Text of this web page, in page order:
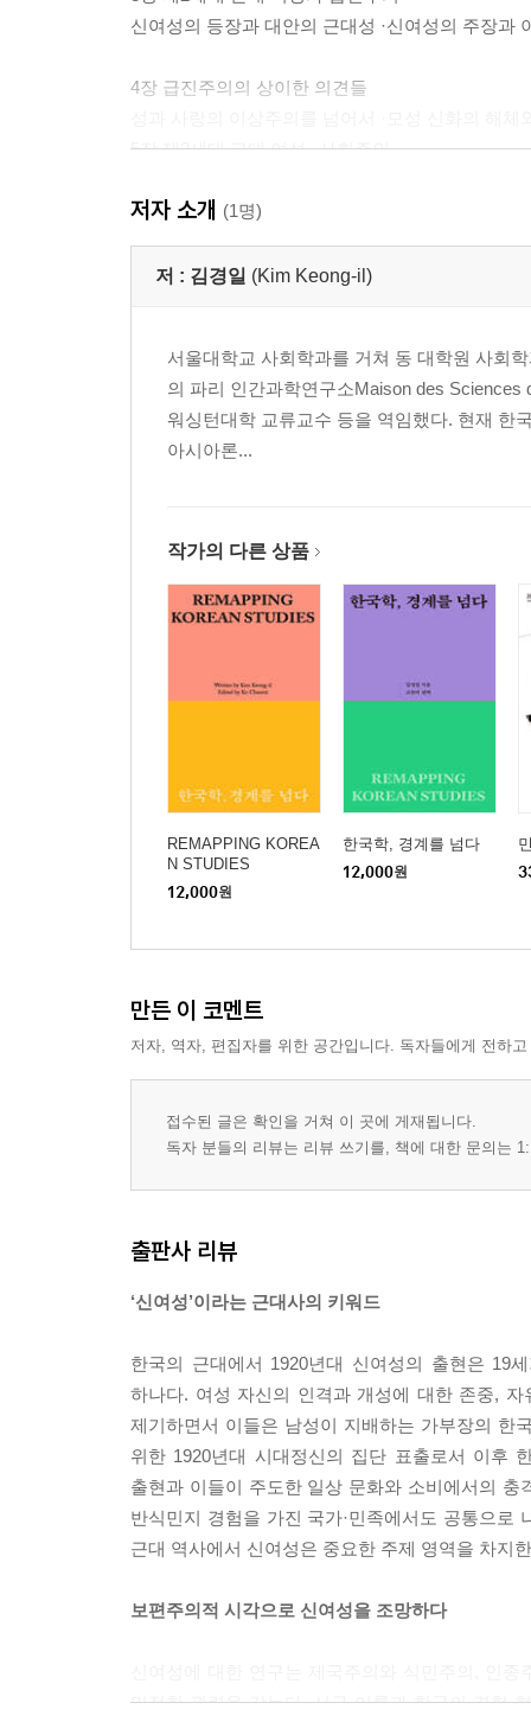
신여성의 등장과 대안의 근대성 ·신여성의 주장과
4장 급진주의의 상이한 의견들
5장 제2세대 근대 여성─사회주의
6장 사회주의 여성의 성과 사랑
서구 여성 이론과 마르크스-레닌주의 성애론 ·성
왜 어떻게 가게 되었는가 ·무엇을 보았는가: 서양
나 ·나는 누구인가(2): 여성으로서의 나 ·같은 상황,
저자 소개 (1명)
저 : 김경일 (Kim Keong-il)
서울대학교 사회학과를 거쳐 동 대학원 사회
의 파리 인간과학연구소Maison des
워싱턴대학 교류교수 등을 역임했다. 현재 한
아시아론...
작가의 다른 상품
REMAPPING KOREA
N STUDIES
12,000원
한국학, 경계를 넘다
12,000원
만든 이 코멘트
저자, 역자, 편집자를 위한 공간입니다. 독자들에게 전하
접수된 글은 확인을 거쳐 이 곳에 게재됩니다.
독자 분들의 리뷰는 리뷰 쓰기를, 책에 대한 문의는
출판사 리뷰
‘신여성’이라는 근대사의 키워드
한국의 근대에서 1920년대 신여성의 출현은
하나다. 여성 자신의 인격과 개성에 대한 존중,
제기하면서 이들은 남성이 지배하는 가부장의 한
위한 1920년대 시대정신의 집단 표출로서 이후
출현과 이들이 주도한 일상 문화와 소비에서의
반식민지 경험을 가진 국가·민족에서도 공통으
근대 역사에서 신여성은 중요한 주제 영역을 차지
보편주의적 시각으로 신여성을 조망하다
밀접한 관련을 갖는다. 서구 이론과 한국의 경험